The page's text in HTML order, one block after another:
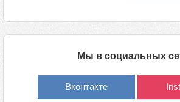
Мы в социальных
Вконтакте